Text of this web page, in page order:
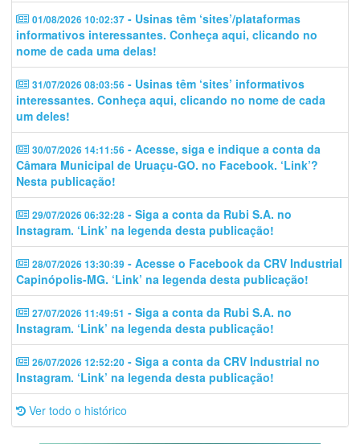
01/08/2026 10:02:37 - Usinas têm ‘sites’/plataformas
informativos interessantes. Conheça aqui, clicando no
nome de cada uma delas!
31/07/2026 08:03:56 - Usinas têm ‘sites’ informativos
interessantes. Conheça aqui, clicando no nome de cada
um deles!
30/07/2026 14:11:56 - Acesse, siga e indique a conta da
Câmara Municipal de Uruaçu-GO. no Facebook. ‘Link’?
Nesta publicação!
29/07/2026 06:32:28 - Siga a conta da Rubi S.A. no
Instagram. ‘Link’ na legenda desta publicação!
28/07/2026 13:30:39 - Acesse o Facebook da CRV Industrial
Capinópolis-MG. ‘Link’ na legenda desta publicação!
27/07/2026 11:49:51 - Siga a conta da Rubi S.A. no
Instagram. ‘Link’ na legenda desta publicação!
26/07/2026 12:52:20 - Siga a conta da CRV Industrial no
Instagram. ‘Link’ na legenda desta publicação!
Ver todo o histórico